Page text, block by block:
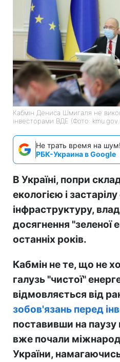
Кабмін Дениса Шмигаля не
інвесторами ВДЕ (Фото:
Не трать время на
РБК-Украина в Google
В Україні, попри
екологією і
інфраструктуру,
досягнення "зеленої
останніх років.
Кабмін не те, що не
галузь "чистої"
відмовляється від
зобов'язань перед
поставивши на паузу
вже почали
України,